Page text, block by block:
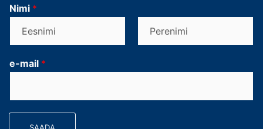
Nimi *
r
e-mail *